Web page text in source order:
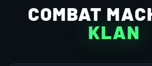
COMBAT
KLAN